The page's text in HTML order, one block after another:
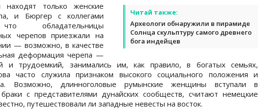
Читай также:
Археологи обнаружили в пирамиде
Солнца скульптуру самого древнего
бога индейцев
только женские
и Бюргер с коллегами
обладательницы
черепов приезжали на
— возможно, в качестве
деформация черепа —
и трудоемкий, занимались им, как правило, в богатых семьях,
часто служила признаком высокого социального положения и
Возможно, длинноголовые румынские женщины вступали в
браки с представителями дунайских сообществ, считают немецкие
путешествовали ли западные невесты на восток.